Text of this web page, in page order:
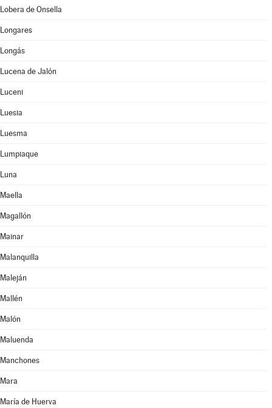
Lobera de Onsella
Longares
Longás
Lucena de Jalón
Luceni
Luesia
Luesma
Lumpiaque
Luna
Maella
Magallón
Mainar
Malanquilla
Maleján
Mallén
Malón
Maluenda
Manchones
Mara
María de Huerva